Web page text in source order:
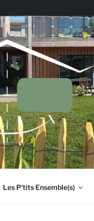
Les P’tits Ensemble(s)